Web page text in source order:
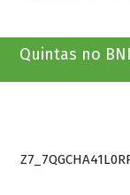
Quintas no